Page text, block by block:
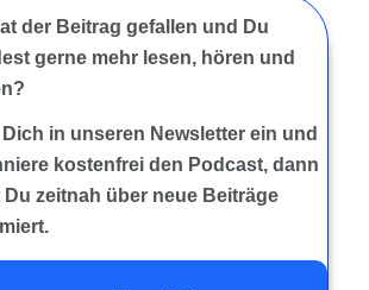
der Beitrag gefallen und Du
gerne mehr lesen, hören und
Dich in unseren Newsletter ein und
kostenfrei den Podcast, dann
Du zeitnah über neue Beiträge